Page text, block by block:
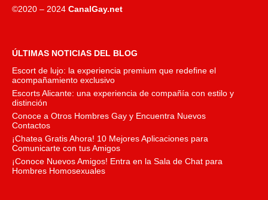
©2020 – 2024 CanalGay.net
ÚLTIMAS NOTICIAS DEL BLOG
Escort de lujo: la experiencia premium que redefine el
acompañamiento exclusivo
Escorts Alicante: una experiencia de compañía con estilo y
distinción
Conoce a Otros Hombres Gay y Encuentra Nuevos
Contactos
¡Chatea Gratis Ahora! 10 Mejores Aplicaciones para
Comunicarte con tus Amigos
¡Conoce Nuevos Amigos! Entra en la Sala de Chat para
Hombres Homosexuales